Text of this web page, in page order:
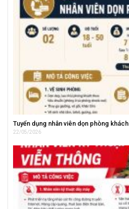
Tuyển dụng nhân viên dọn phòng
22/05/2026